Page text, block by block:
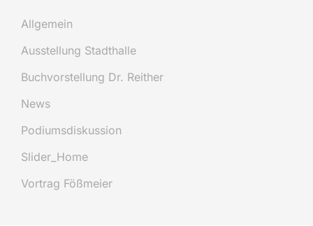
Allgemein
Ausstellung Stadthalle
Buchvorstellung Dr. Reither
News
Podiumsdiskussion
Slider_Home
Vortrag Fößmeier